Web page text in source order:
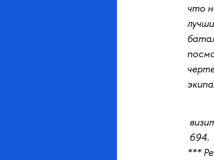
что
694.
***